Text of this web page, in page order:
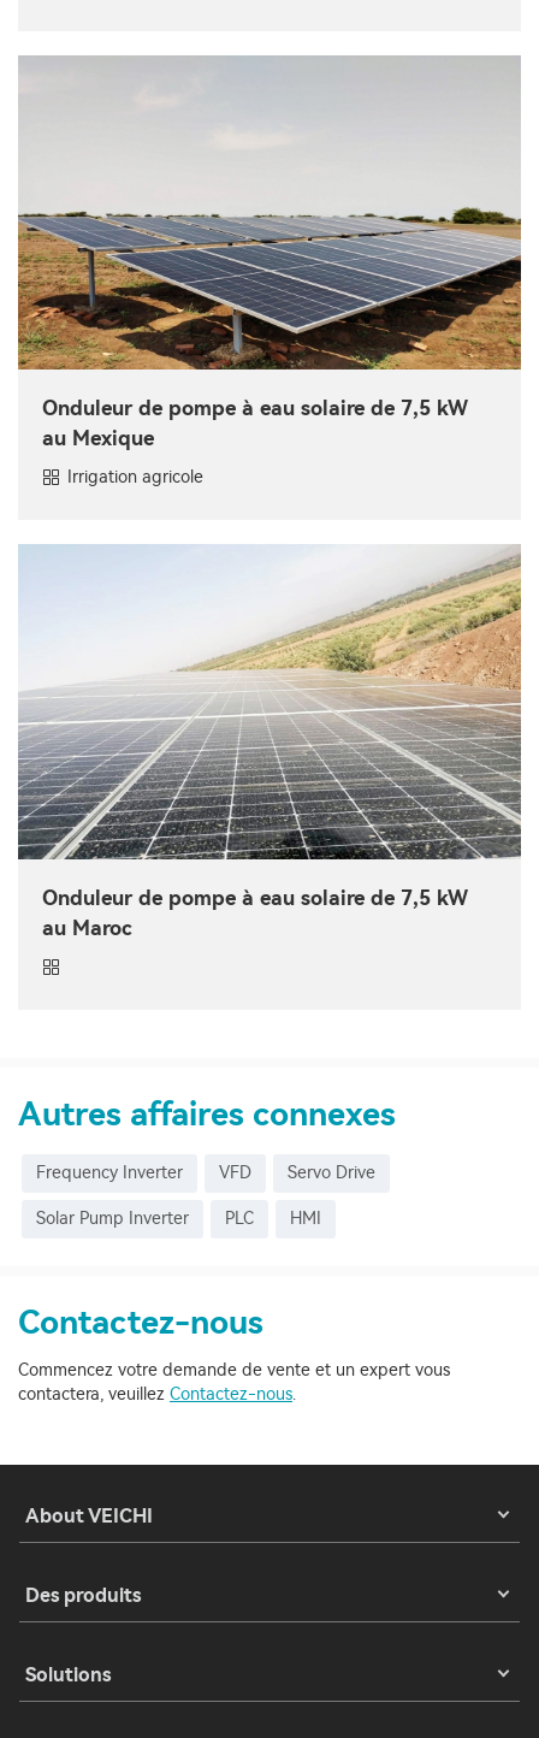
Onduleur de pompe à eau solaire de 7,5 kW
au Mexique
Irrigation agricole
Onduleur de pompe à eau solaire de 7,5 kW
au Maroc
Autres affaires connexes
Frequency Inverter VFD Servo Drive
Solar Pump Inverter PLC HMI
Contactez-nous
Commencez votre demande de vente et un expert vous
contactera, veuillez Contactez-nous.
About VEICHI
Des produits
Solutions